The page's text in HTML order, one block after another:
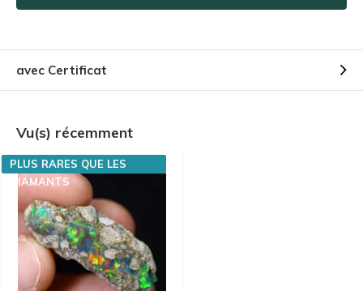
avec Certificat
Vu(s) récemment
PLUS RARES QUE LES
DIAMANTS